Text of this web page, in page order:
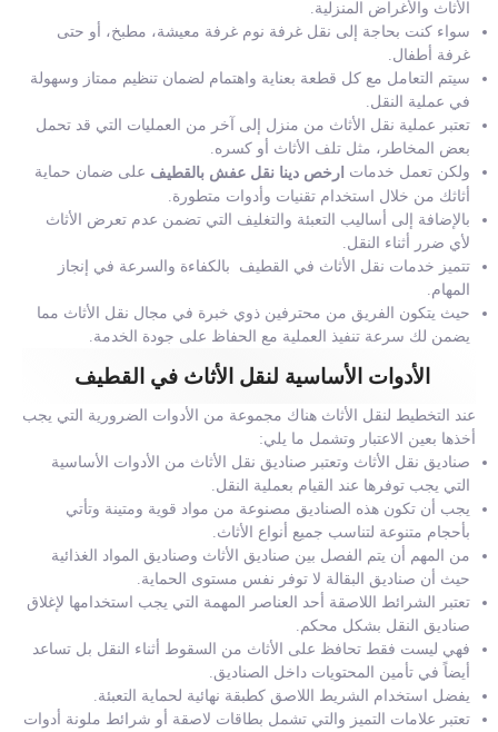
الأثاث والأغراض المنزلية.
سواء كنت بحاجة إلى نقل غرفة نوم غرفة معيشة، مطبخ، أو حتى
غرفة أطفال.
سيتم التعامل مع كل قطعة بعناية واهتمام لضمان تنظيم ممتاز وسهولة
في عملية النقل.
تعتبر عملية نقل الأثاث من منزل إلى آخر من العمليات التي قد تحمل
بعض المخاطر، مثل تلف الأثاث أو كسره.
ولكن تعمل خدمات ارخص دينا نقل عفش بالقطيف على ضمان حماية
أثاثك من خلال استخدام تقنيات وأدوات متطورة.
بالإضافة إلى أساليب التعبئة والتغليف التي تضمن عدم تعرض الأثاث
لأي ضرر أثناء النقل.
تتميز خدمات نقل الأثاث في القطيف بالكفاءة والسرعة في إنجاز
المهام.
حيث يتكون الفريق من محترفين ذوي خبرة في مجال نقل الأثاث مما
يضمن لك سرعة تنفيذ العملية مع الحفاظ على جودة الخدمة.
الأدوات الأساسية لنقل الأثاث في القطيف
عند التخطيط لنقل الأثاث هناك مجموعة من الأدوات الضرورية التي يجب
أخذها بعين الاعتبار وتشمل ما يلي:
صناديق نقل الأثاث وتعتبر صناديق نقل الأثاث من الأدوات الأساسية
التي يجب توفرها عند القيام بعملية النقل.
يجب أن تكون هذه الصناديق مصنوعة من مواد قوية ومتينة وتأتي
بأحجام متنوعة لتناسب جميع أنواع الأثاث.
من المهم أن يتم الفصل بين صناديق الأثاث وصناديق المواد الغذائية
حيث أن صناديق البقالة لا توفر نفس مستوى الحماية.
تعتبر الشرائط اللاصقة أحد العناصر المهمة التي يجب استخدامها لإغلاق
صناديق النقل بشكل محكم.
فهي ليست فقط تحافظ على الأثاث من السقوط أثناء النقل بل تساعد
أيضاً في تأمين المحتويات داخل الصناديق.
يفضل استخدام الشريط اللاصق كطبقة نهائية لحماية التعبئة.
تعتبر علامات التميز والتي تشمل بطاقات لاصقة أو شرائط ملونة أدوات